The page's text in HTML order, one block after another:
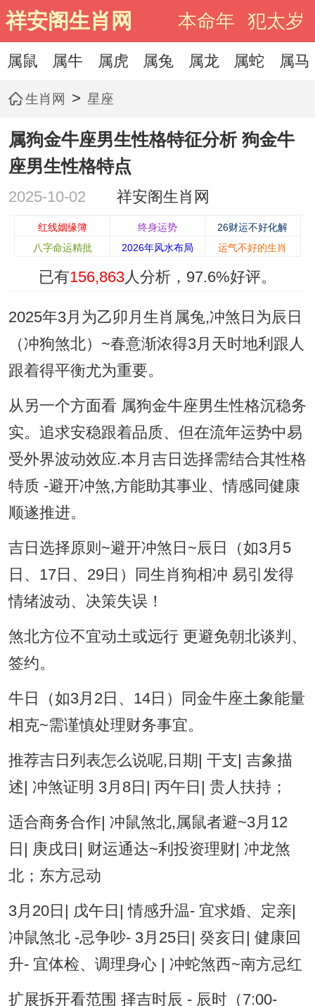
祥安阁生肖网 本命年 犯太岁
属鼠 属牛 属虎 属兔 属龙 属蛇 属马
生肖网 > 星座
属狗金牛座男生性格特征分析 狗金牛
座男生性格特点
2025-10-02 祥安阁生肖网
红线姻缘簿 终身运势
26财运不好化解
八字命运精批
2026年风水布局 运气不好的生肖
已有156,863人分析， 97.6%好评。
2025年3月为乙卯月生肖属兔,冲煞日为辰日
（冲狗煞北）~春意渐浓得3月天时地利跟人
跟着得平衡尤为重要。
从另一个方面看 属狗金牛座男生性格沉稳务
实。追求安稳跟着品质、但在流年运势中易
受外界波动效应.本月吉日选择需结合其性格
特质 -避开冲煞,方能助其事业、情感同健康
顺遂推进。
吉日选择原则~避开冲煞日~辰日（如3月5
日、17日、29日）同生肖狗相冲 易引发得
情绪波动、决策失误！
煞北方位不宜动土或远行 更避免朝北谈判、
签约。
牛日（如3月2日、14日）同金牛座土象能量
相克~需谨慎处理财务事宜。
推荐吉日列表怎么说呢,日期| 干支| 吉象描
述| 冲煞证明 3月8日| 丙午日| 贵人扶持；
适合商务合作| 冲鼠煞北,属鼠者避~3月12
日| 庚戌日| 财运通达~利投资理财| 冲龙煞
北；东方忌动
3月20日| 戊午日| 情感升温- 宜求婚、定亲|
冲鼠煞北 -忌争吵- 3月25日| 癸亥日| 健康回
升- 宜体检、调理身心 | 冲蛇煞西~南方忌红
扩展拆开看范围 择吉时辰 - 辰时（7:00-